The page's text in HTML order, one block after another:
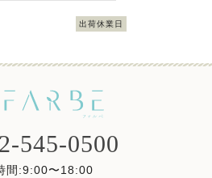
出荷休業日
545-0500
間:9:00〜18:00